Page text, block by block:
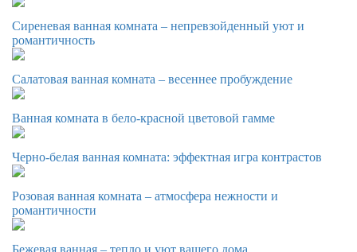
Сиреневая ванная комната – непревзойденный уют и
романтичность
Салатовая ванная комната – весеннее пробуждение
Ванная комната в бело-красной цветовой гамме
Черно-белая ванная комната: эффектная игра контрастов
Розовая ванная комната – атмосфера нежности и
романтичности
Бежевая ванная – тепло и уют вашего дома